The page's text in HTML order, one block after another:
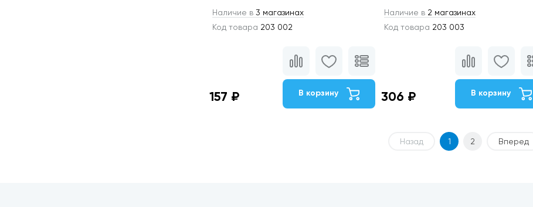
Наличие в 3 магазинах
Код товара 203 002
157 ₽ В корзину
Наличие в 2 магазинах
Код товара 203 003
306 ₽ В корзину
Назад 1 2 Вперед